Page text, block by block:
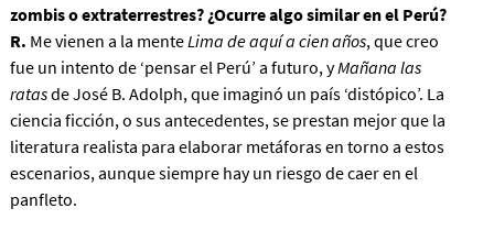
zombis o extraterrestres? ¿Ocurre algo similar en el Perú?
R. Me vienen a la menteLima de aquí a cien años, que creo
fue un intento de ‘pensar el Perú’ a futuro, yMañana las
ratasde José B. Adolph, que imaginó un país ‘distópico’. La
ciencia ficción, o sus antecedentes, se prestan mejor que la
literatura realista para elaborar metáforas en torno a estos
escenarios, aunque siempre hay un riesgo de caer en el
panfleto.